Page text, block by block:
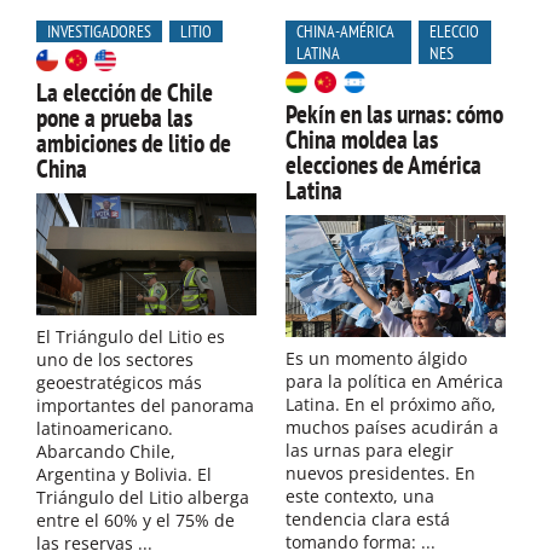
INVESTIGADORES LITIO
La elección de Chile
pone a prueba las
ambiciones de litio de
China
El Triángulo del Litio es
uno de los sectores
geoestratégicos más
importantes del panorama
latinoamericano.
Abarcando Chile,
Argentina y Bolivia. El
Triángulo del Litio alberga
entre el 60% y el 75% de
las reservas ...
CHINA-AMÉRICA
LATINA
ELECCIO
NES
Pekín en las urnas: cómo
China moldea las
elecciones de América
Latina
Es un momento álgido
para la política en América
Latina. En el próximo año,
muchos países acudirán a
las urnas para elegir
nuevos presidentes. En
este contexto, una
tendencia clara está
tomando forma: ...